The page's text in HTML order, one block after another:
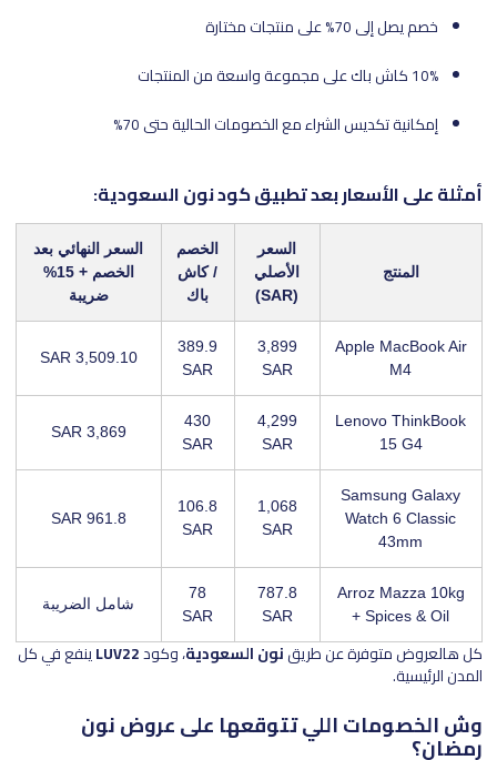
خصم يصل إلى 70% على منتجات مختارة
10% كاش باك على مجموعة واسعة من المنتجات
إمكانية تكديس الشراء مع الخصومات الحالية حتى 70%
أمثلة على الأسعار بعد تطبيق كود نون السعودية:
المنتج
السعر
الأصلي
(SAR)
الخصم
/ كاش
باك
السعر النهائي بعد
الخصم + 15%
ضريبة
Apple MacBook Air
M4
3,899
SAR
389.9
SAR
3,509.10 SAR
Lenovo ThinkBook
15 G4
4,299
SAR
430
SAR
3,869 SAR
Samsung Galaxy
Watch 6 Classic
43mm
1,068
SAR
106.8
SAR
961.8 SAR
Arroz Mazza 10kg
+ Spices & Oil
787.8
SAR
78
SAR
شامل الضريبة
كل هالعروض متوفرة عن طريقنون السعودية، وكودLUV22ينفع في كل
المدن الرئيسية.
وش الخصومات اللي تتوقعها على عروض نون
رمضان؟